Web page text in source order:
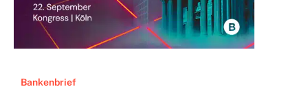
Bankenbrief